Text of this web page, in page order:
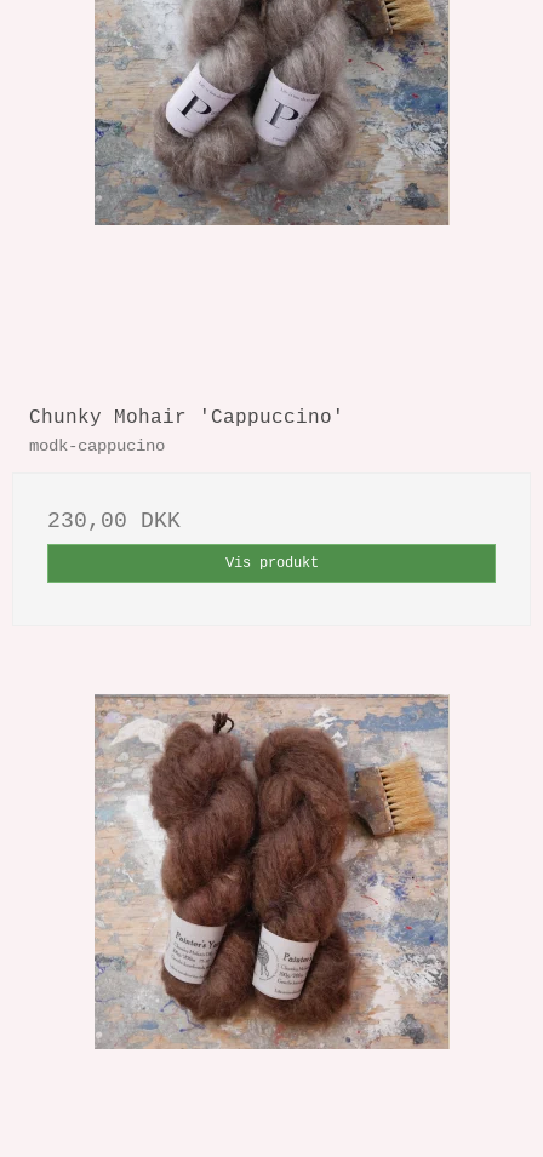
Chunky Mohair 'Cappuccino'
modk-cappucino
230,00 DKK
Vis produkt